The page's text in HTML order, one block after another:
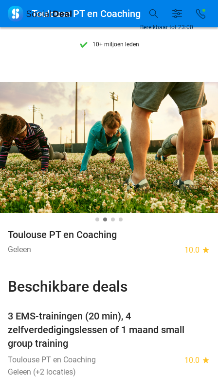
7 dagen per week beschikbaar
10+ miljoen leden
7 dagen per week beschikbaar
10+ miljoen leden
Bereikbaar tot 23:00
 Toulouse PT en Coaching
Toulouse PT en Coaching
Geleen 10.0 star
Beschikbare deals
3 EMS-trainingen (20 min), 4
zelfverdedigingslessen of 1 maand small
group training
Toulouse PT en Coaching 10.0 star
Geleen (+2 locaties)